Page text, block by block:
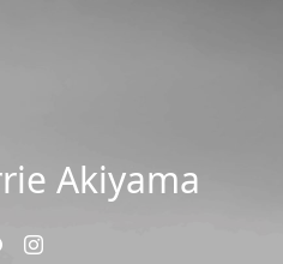
Akiyama